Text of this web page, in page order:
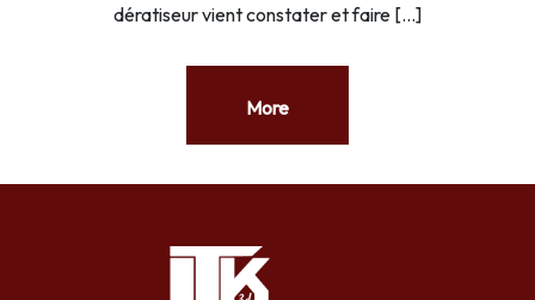
dératiseur vient constater et faire […]
More